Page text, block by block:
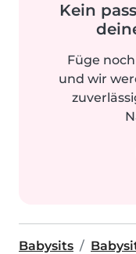
Kein
Füge
und wir
Babysits